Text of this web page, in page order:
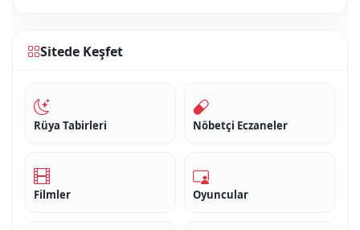
Sitede Keşfet
Rüya Tabirleri Nöbetçi Eczaneler
Filmler Oyuncular